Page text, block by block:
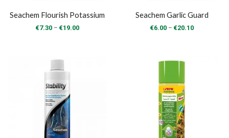
Seachem Flourish Potassium
€7.30 – €19.00Price
Seachem Garlic Guard
€6.00 – €20.10Price